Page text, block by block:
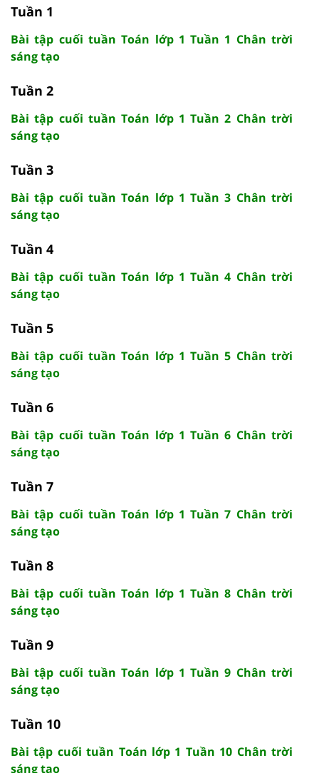
Tuần 1
Bài tập cuối tuần Toán lớp 1 Tuần 1 Chân trời
sáng tạo
Tuần 2
Bài tập cuối tuần Toán lớp 1 Tuần 2 Chân trời
sáng tạo
Tuần 3
Bài tập cuối tuần Toán lớp 1 Tuần 3 Chân trời
sáng tạo
Tuần 4
Bài tập cuối tuần Toán lớp 1 Tuần 4 Chân trời
sáng tạo
Tuần 5
Bài tập cuối tuần Toán lớp 1 Tuần 5 Chân trời
sáng tạo
Tuần 6
Bài tập cuối tuần Toán lớp 1 Tuần 6 Chân trời
sáng tạo
Tuần 7
Bài tập cuối tuần Toán lớp 1 Tuần 7 Chân trời
sáng tạo
Tuần 8
Bài tập cuối tuần Toán lớp 1 Tuần 8 Chân trời
sáng tạo
Tuần 9
Bài tập cuối tuần Toán lớp 1 Tuần 9 Chân trời
sáng tạo
Tuần 10
Bài tập cuối tuần Toán lớp 1 Tuần 10 Chân trời
sáng tạo